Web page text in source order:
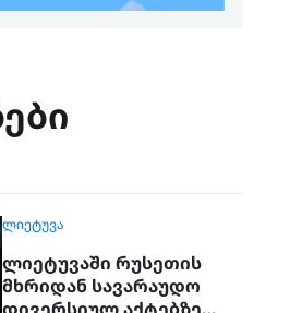
ᲚᲘᲔᲢᲣᲕᲐ
ლიეტუვაში რუსეთის
მხრიდან სავარაუდო